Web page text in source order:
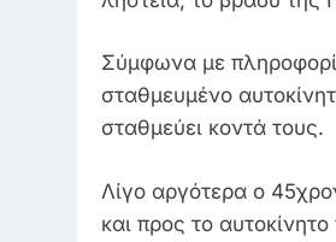
Σύμφωνα με
σταθμευμένο
σταθμεύει κοντά τους.
Λίγο αργότερα ο
και προς το